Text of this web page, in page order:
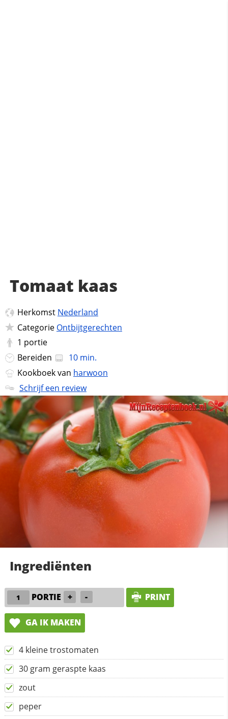
Tomaat kaas
Herkomst Nederland
Categorie Ontbijtgerechten
1 portie
Bereiden
10 min.
Kookboek van harwoon
Schrijf een review
Ingrediënten
PORTIE + - PRINT
GA IK MAKEN
4 kleine trostomaten
30 gram geraspte kaas
zout
peper